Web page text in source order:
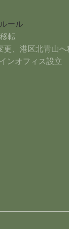
ール
転
、港区北青山へ
ンオフィス設立